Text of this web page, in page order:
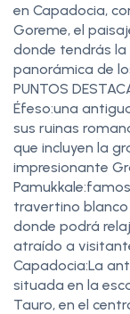
en Capadocia,
Goreme, el
donde tendrás
panorámica de
PUNTOS
Éfeso:una
sus ruinas
que incluyen la
impresionante
travertino
donde podrá
atraído a
Capadocia:La
situada en la
Tauro, en el